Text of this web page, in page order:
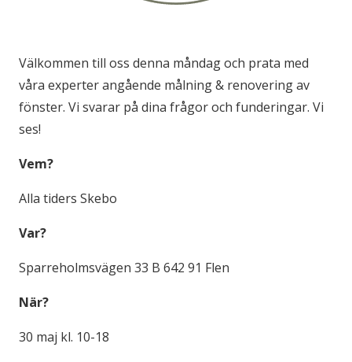
Välkommen till oss denna måndag och prata med
våra experter angående målning & renovering av
fönster. Vi svarar på dina frågor och funderingar. Vi
ses!
Vem?
Alla tiders Skebo
Var?
Sparreholmsvägen 33 B 642 91 Flen
När?
30 maj kl. 10-18